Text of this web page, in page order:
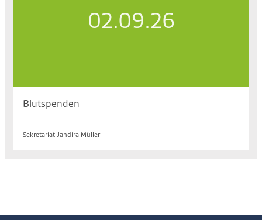
02.09.26
Blutspenden
Sekretariat Jandira Müller